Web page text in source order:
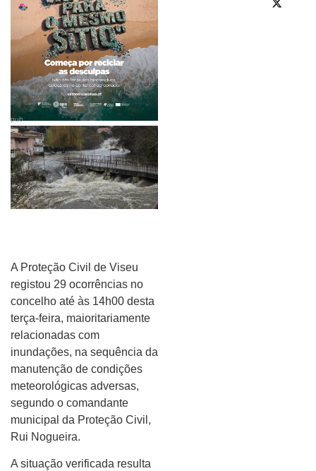
pub
A Proteção Civil de Viseu
registou 29 ocorrências no
concelho até às 14h00 desta
terça-feira, maioritariamente
relacionadas com
inundações, na sequência da
manutenção de condições
meteorológicas adversas,
segundo o comandante
municipal da Proteção Civil,
Rui Nogueira.
A situação verificada resulta